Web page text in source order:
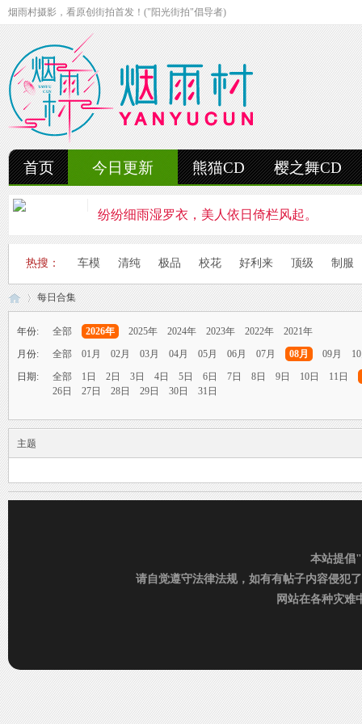
烟雨村摄影，看原创街拍首发！("阳光街拍"倡导者)
首页 今日更新 熊猫CD 樱之舞CD
纷纷细雨湿罗衣，美人依日倚栏风起。
轻抚细雨洒红楼，美人徐步舞花楸。
妍姿如水舞雨涵，美人翩然走湖畔。
风雨中的美人啊，纤腰若素玉，乱发似云烟。
雨中邂逅美人笑，花颜如露醉心间。
热搜： 车模 清纯 极品 校花 好利来 顶级 制服
村
每日合集
年份: 全部 2026年 2025年 2024年 2023年 2022年
2021年
月份:
全部 01月 02月 03月 04月 05月 06月 07月 08月 09月
日期:
全部 1日 2日 3日 4日 5日 6日 7日 8日 9日 10日 11日
26日
27日 28日 29日 30日 31日
主题
本站提倡
请自觉遵守法律法规，如有有帖子内容侵犯
网站在各种灾难